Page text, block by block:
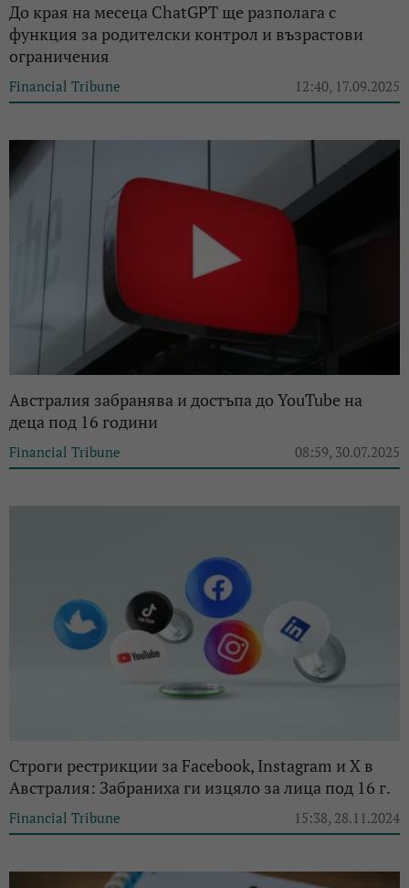
До края на месеца ChatGPT ще разполага с
функция за родителски контрол и възрастови
ограничения
Financial Tribune 12:40, 17.09.2025
Австралия забранява и достъпа до YouTube на
деца под 16 години
Financial Tribune 08:59, 30.07.2025
Строги рестрикции за Facebook, Instagram и X в
Австралия: Забраниха ги изцяло за лица под 16 г.
Financial Tribune 15:38, 28.11.2024